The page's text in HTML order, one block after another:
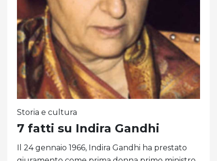
Storia e cultura
7 fatti su Indira Gandhi
Il 24 gennaio 1966, Indira Gandhi ha prestato